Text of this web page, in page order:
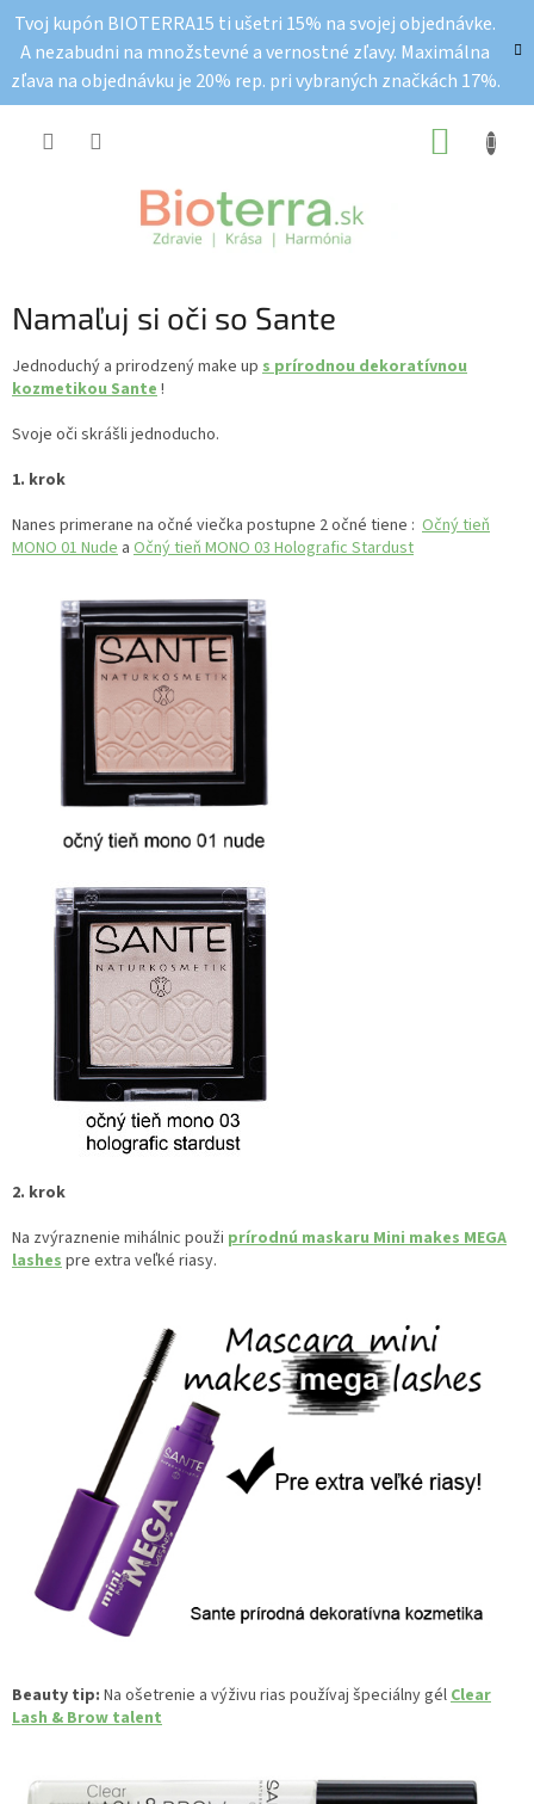
obsah
Tvoj kupón BIOTERRA15 ti ušetri 15% na svojej objednávke.
A nezabudni na množstevné a vernostné zľavy. Maximálna
zľava na objednávku je 20% rep. pri vybraných značkách 17%.
Namaľuj si oči so Sante
Jednoduchý a prirodzený make up s prírodnou dekoratívnou
kozmetikou Sante !
Svoje oči skrášli jednoducho.
1. krok
Nanes primerane na očné viečka postupne 2 očné tiene : Očný tieň
MONO 01 Nude a Očný tieň MONO 03 Holografic Stardust
2. krok
Na zvýraznenie mihálnic použi prírodnú maskaru Mini makes MEGA
lashes pre extra veľké riasy.
Beauty tip: Na ošetrenie a výživu rias používaj špeciálny gélClear
Lash & Brow talent